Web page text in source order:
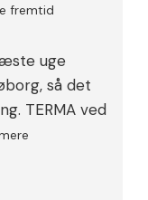
fremtid
uge
så det
TERMA ved